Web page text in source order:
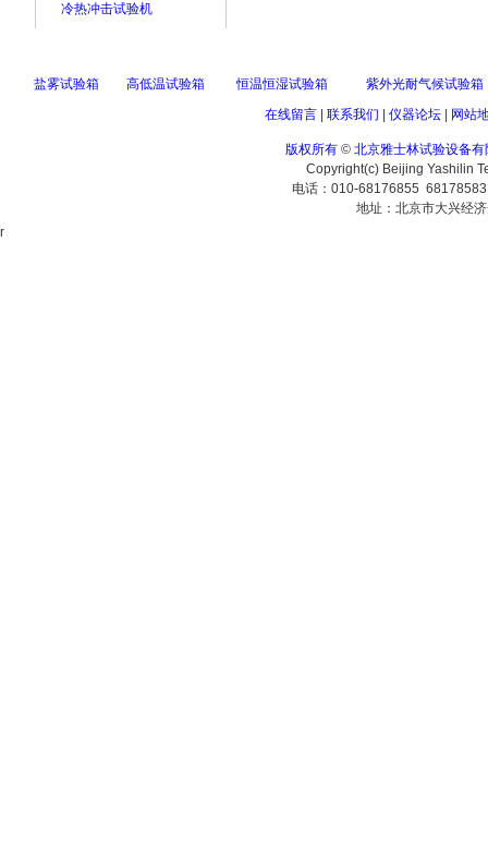
冷热冲击试验机
盐雾试验箱 高低温试验箱 恒温恒湿试验箱
紫外光耐气候试验箱
在线留言| 联系我们 仪器论坛| 网站
版权所有 © 北京雅士林试验设备有
Copyright(c) Beijing Yashilin
电话：010-68176855
地址：北京市大兴经
r